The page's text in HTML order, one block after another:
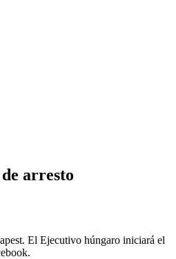
arresto
El Ejecutivo húngaro iniciará el